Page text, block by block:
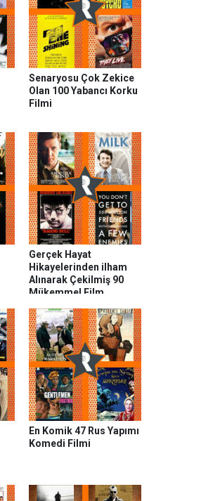
Senaryosu Çok Zekice
Olan 100 Yabancı Korku
Filmi
Gerçek Hayat
Hikayelerinden ilham
Alınarak Çekilmiş 90
Mükemmel Film
En Komik 47 Rus Yapımı
Komedi Filmi